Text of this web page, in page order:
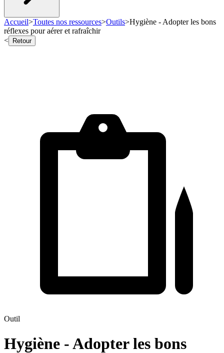
Accueil>Toutes nos ressources>Outils>Hygiène - Adopter les bons
réflexes pour aérer et rafraîchir
<
Retour
Outil
Hygiène - Adopter les bons